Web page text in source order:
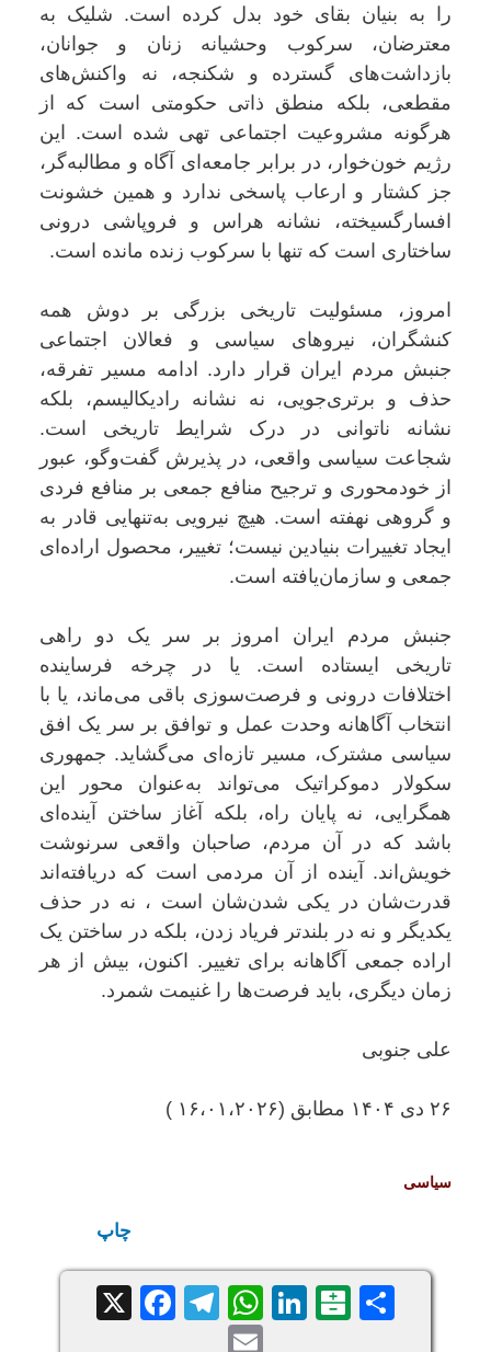
را به بنیان بقای خود بدل کرده است. شلیک به
معترضان، سرکوب وحشیانه زنان و جوانان،
بازداشت‌های گسترده و شکنجه، نه واکنش‌های
مقطعی، بلکه منطق ذاتی حکومتی است که از
هرگونه مشروعیت اجتماعی تهی شده است. این
رژیم خون‌خوار، در برابر جامعه‌ای آگاه و مطالبه‌گر،
جز کشتار و ارعاب پاسخی ندارد و همین خشونت
افسارگسیخته، نشانه هراس و فروپاشی درونی
ساختاری است که تنها با سرکوب زنده مانده است.
امروز، مسئولیت تاریخی بزرگی بر دوش همه
کنشگران، نیروهای سیاسی و فعالان اجتماعی
جنبش مردم ایران قرار دارد. ادامه مسیر تفرقه،
حذف و برتری‌جویی، نه نشانه رادیکالیسم، بلکه
نشانه ناتوانی در درک شرایط تاریخی است.
شجاعت سیاسی واقعی، در پذیرش گفت‌وگو، عبور
از خودمحوری و ترجیح منافع جمعی بر منافع فردی
و گروهی نهفته است. هیچ نیرویی به‌تنهایی قادر به
ایجاد تغییرات بنیادین نیست؛ تغییر، محصول اراده‌ای
جمعی و سازمان‌یافته است.
جنبش مردم ایران امروز بر سر یک دو راهی
تاریخی ایستاده است. یا در چرخه فرساینده
اختلافات درونی و فرصت‌سوزی باقی می‌ماند، یا با
انتخاب آگاهانه وحدت عمل و توافق بر سر یک افق
سیاسی مشترک، مسیر تازه‌ای می‌گشاید. جمهوری
سکولار دموکراتیک می‌تواند به‌عنوان محور این
همگرایی، نه پایان راه، بلکه آغاز ساختن آینده‌ای
باشد که در آن مردم، صاحبان واقعی سرنوشت
خویش‌اند. آینده از آن مردمی است که دریافته‌اند
قدرت‌شان در یکی شدن‌شان است ، نه در حذف
یکدیگر و نه در بلندتر فریاد زدن، بلکه در ساختن یک
اراده جمعی آگاهانه برای تغییر. اکنون، بیش از هر
زمان دیگری، باید فرصت‌ها را غنیمت شمرد.
علی جنوبی
سياسی
چاپ
Share
Balatarin
LinkedIn
WhatsApp
Telegram
Facebook
X
Email